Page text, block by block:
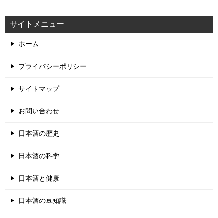
サイトメニュー
ホーム
プライバシーポリシー
サイトマップ
お問い合わせ
日本酒の歴史
日本酒の科学
日本酒と健康
日本酒の豆知識